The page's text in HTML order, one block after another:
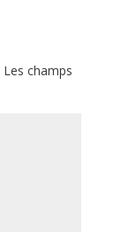
Les champs